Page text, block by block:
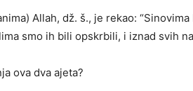
Allah, dž. š., je rekao:
smo ih bili opskrbili, i iznad svih
ova dva ajeta?